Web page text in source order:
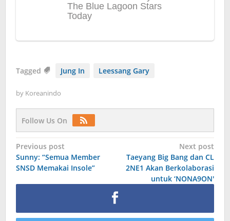
Tagged Jung In Leessang Gary
by Koreanindo
Follow Us On
Post
navigation
Previous post
Sunny: “Semua Member
SNSD Memakai Insole”
Next post
Taeyang Big Bang dan CL
2NE1 Akan Berkolaborasi
untuk ‘NONA9ON'